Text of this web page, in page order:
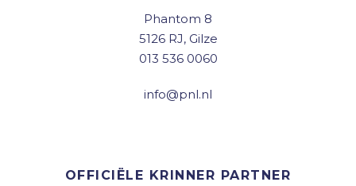
Phantom 8
5126 RJ, Gilze
013 536 0060
info@pnl.nl
OFFICIËLE KRINNER PARTNER